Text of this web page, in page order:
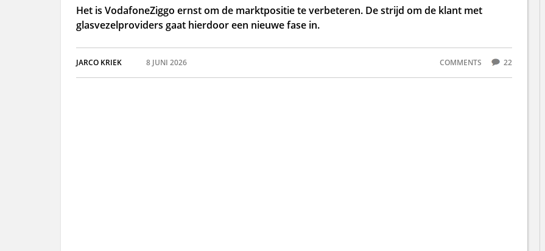
Het is VodafoneZiggo ernst om de marktpositie te verbeteren. De strijd om de klant met
glasvezelproviders gaat hierdoor een nieuwe fase in.
JARCO KRIEK 8 JUNI 2026 COMMENTS 22